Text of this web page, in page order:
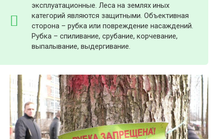
эксплуатационные. Леса на землях иных
категорий являются защитными. Объективная
сторона – рубка или повреждение насаждений.
Рубка – спиливание, срубание, корчевание,
выпалывание, выдергивание.